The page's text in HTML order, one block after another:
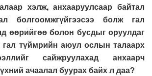
хэлж, анхааруулсаар байтал
болгоомжгүйгээсээ болж гал
өөрийгөө болон бусдыг оруулдаг
гал түймрийн аюул ослын талаарх
сайжруулахад анхаарч
ачаалал буурах байх л даа?